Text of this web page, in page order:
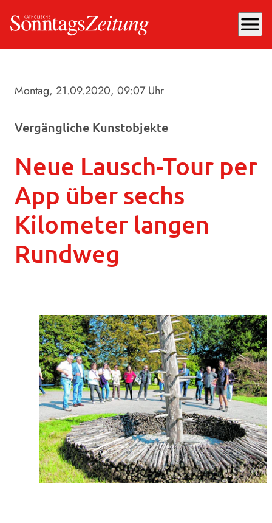
menu
Montag, 21.09.2020, 09:07 Uhr
Vergängliche Kunstobjekte
Neue Lausch-Tour per
App über sechs
Kilometer langen
Rundweg